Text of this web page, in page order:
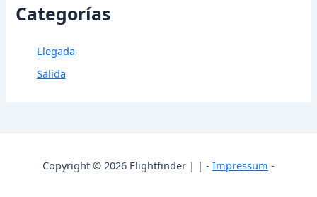
Categorías
Llegada
Salida
Copyright © 2026 Flightfinder | | - Impressum -